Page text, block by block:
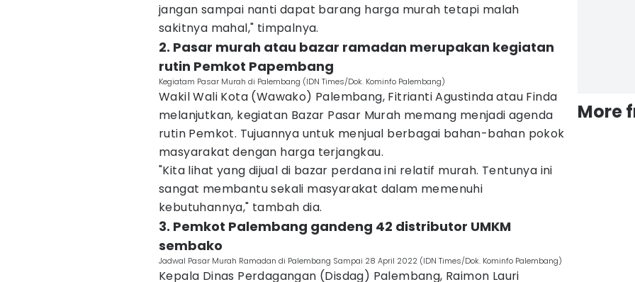
jangan sampai nanti dapat barang harga murah tetapi malah
sakitnya mahal," timpalnya.
2. Pasar murah atau bazar ramadan merupakan kegiatan
rutin Pemkot Papembang
Kegiatam Pasar Murah di Palembang (IDN Times/Dok. Kominfo Palembang)
Wakil Wali Kota (Wawako) Palembang, Fitrianti Agustinda atau Finda
melanjutkan, kegiatan Bazar Pasar Murah memang menjadi agenda
rutin Pemkot. Tujuannya untuk menjual berbagai bahan-bahan pokok
masyarakat dengan harga terjangkau.
"Kita lihat yang dijual di bazar perdana ini relatif murah. Tentunya ini
sangat membantu sekali masyarakat dalam memenuhi
kebutuhannya," tambah dia.
3. Pemkot Palembang gandeng 42 distributor UMKM
sembako
Jadwal Pasar Murah Ramadan di Palembang Sampai 28 April 2022 (IDN Times/Dok. Kominfo Palembang)
Kepala Dinas Perdagangan (Disdag) Palembang, Raimon Lauri
More